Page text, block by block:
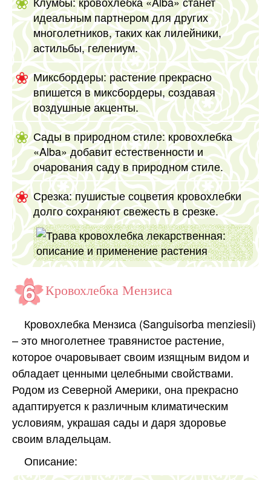
идеальным партнером для других
многолетников, таких как лилейники,
астильбы, гелениум.
Миксбордеры: растение прекрасно
впишется в миксбордеры, создавая
воздушные акценты.
Сады в природном стиле: кровохлебка
«Alba» добавит естественности и
очарования саду в природном стиле.
Срезка: пушистые соцветия кровохлебки
долго сохраняют свежесть в срезке.
Кровохлебка Мензиса
Кровохлебка Мензиса (Sanguisorba menziesii)
– это многолетнее травянистое растение,
которое очаровывает своим изящным видом и
обладает ценными целебными свойствами.
Родом из Северной Америки, она прекрасно
адаптируется к различным климатическим
условиям, украшая сады и даря здоровье
своим владельцам.
Описание: